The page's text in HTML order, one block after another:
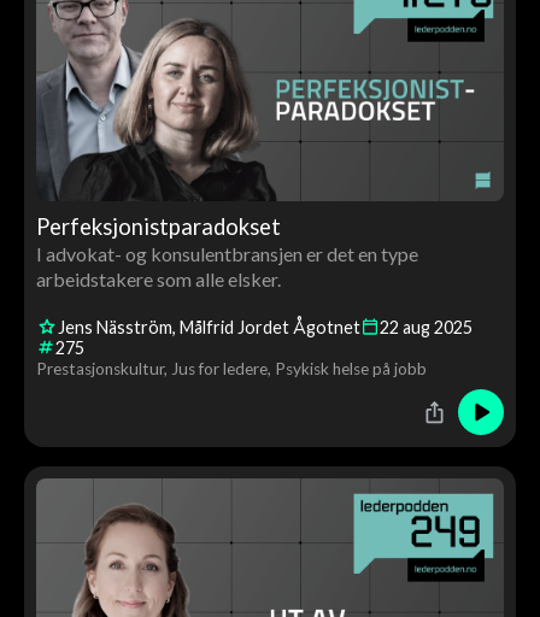
Perfeksjonistparadokset
I advokat- og konsulentbransjen er det en type
arbeidstakere som alle elsker.
Jens Näsström Målfrid Jordet Ågotnet 22 aug2025
275
Prestasjonskultur Jus for ledere Psykisk helse på jobb